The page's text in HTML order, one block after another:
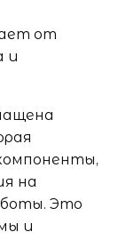
от
и
на
Это
и